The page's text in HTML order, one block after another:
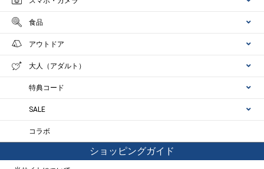
食品
アウトドア
大人（アダルト）
特典コード
SALE
コラボ
ショッピングガイド